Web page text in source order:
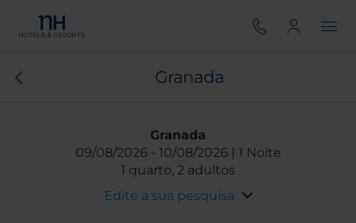
Granada
Granada
09/08/2026
10/08/2026
1 Noite
1 quarto, 2 adultos
Edite a sua pesquisa